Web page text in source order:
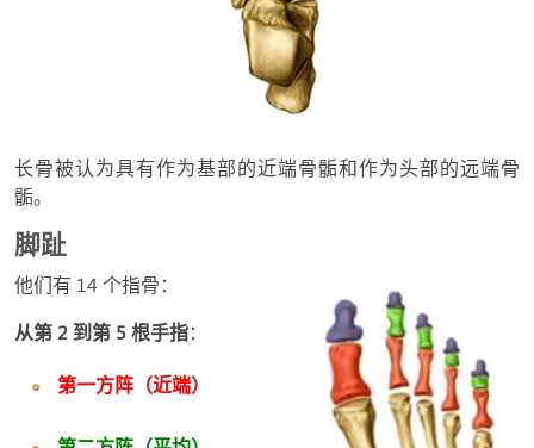
长骨被认为具有作为基部的近端骨骺和作为头部的远端骨
骺。
脚趾
他们有 14 个指骨：
从第 2 到第 5 根手指：
第一方阵（近端）